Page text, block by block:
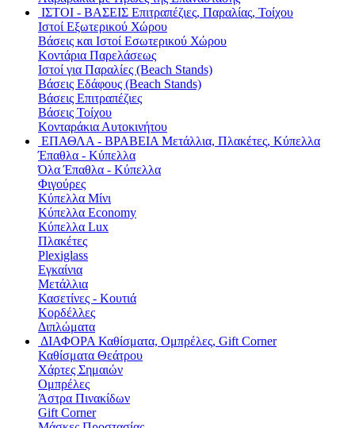
ΙΣΤΟΙ - ΒΑΣΕΙΣ Επιτραπέζιες, Παραλίας, Τοίχου
Ιστοί Εξωτερικού Χώρου
Βάσεις και Ιστοί Εσωτερικού Χώρου
Κοντάρια Παρελάσεως
Ιστοί για Παραλίες (Beach Stands)
Βάσεις Εδάφους (Beach Stands)
Βάσεις Επιτραπέζιες
Βάσεις Τοίχου
Κονταράκια Αυτοκινήτου
ΕΠΑΘΛΑ - ΒΡΑΒΕΙΑ Μετάλλια, Πλακέτες, Κύπελλα
Έπαθλα - Κύπελλα
Όλα Έπαθλα - Κύπελλα
Φιγούρες
Κύπελλα Μίνι
Κύπελλα Economy
Κύπελλα Lux
Πλακέτες
Plexiglass
Εγκαίνια
Μετάλλια
Κασετίνες - Κουτιά
Κορδέλλες
Διπλώματα
ΔΙΑΦΟΡΑ Καθίσματα, Ομπρέλες, Gift Corner
Καθίσματα Θεάτρου
Χάρτες Σημαιών
Ομπρέλες
Άστρα Πινακίδων
Gift Corner